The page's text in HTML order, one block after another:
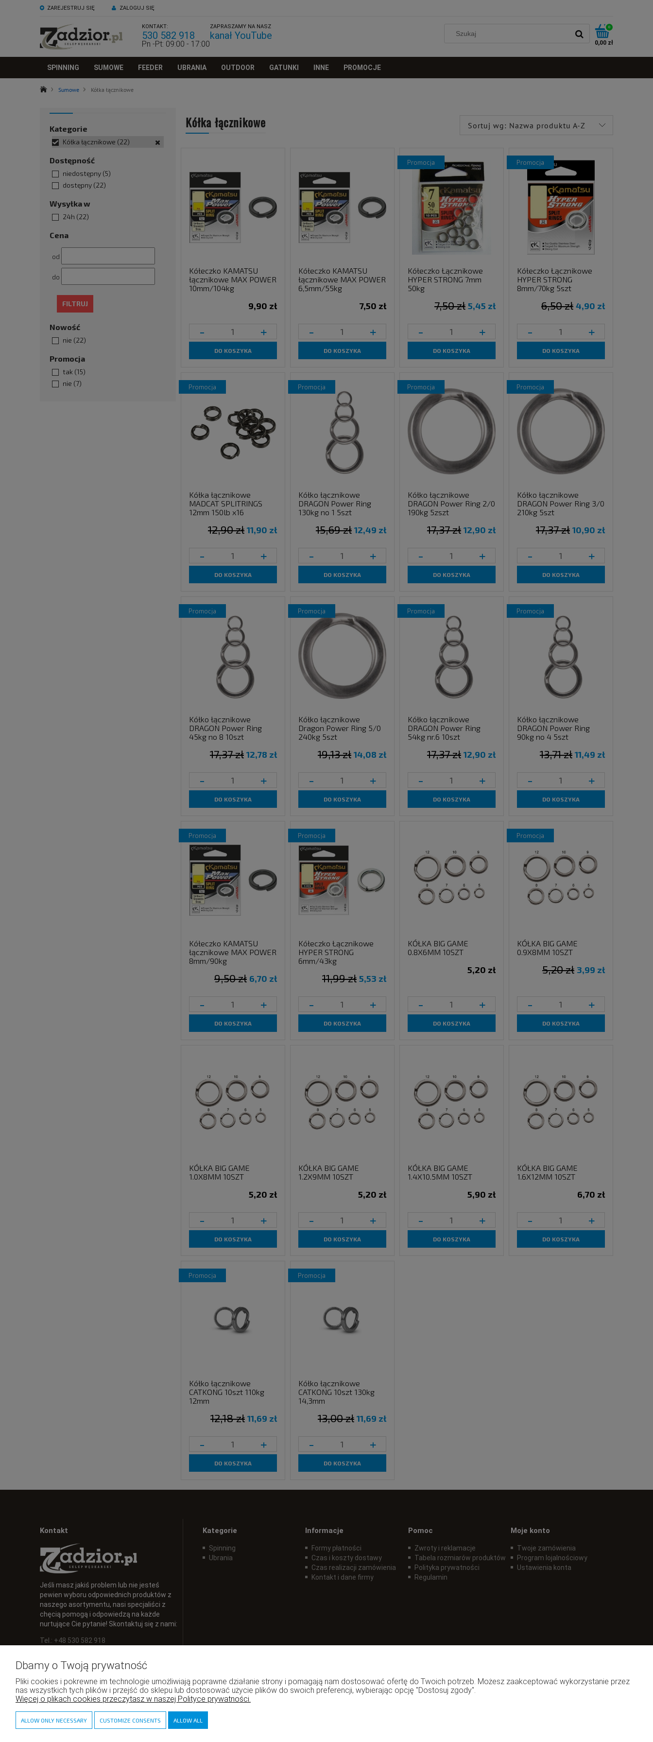
ZAREJESTRUJ SIĘ ZALOGUJ SIĘ
KONTAKT:
530 582 918
Pn -Pt: 09:00 - 17:00
ZAPRASZAMY NA NASZ
kanał YouTube
0
0,00 zł
SPINNING SUMOWE FEEDER UBRANIA OUTDOOR GATUNKI INNE PROMOCJE
Sumowe Kółka łącznikowe
Kategorie
Kółka łącznikowe (22)
Dostępność
niedostępny (5)
dostępny (22)
Wysyłka w
24h (22)
Cena
od
do
FILTRUJ
Nowość
nie (22)
Promocja
tak (15)
nie (7)
Kółka łącznikowe Sortuj wg: Nazwa produktu A-Z
Kółeczko KAMATSU
łącznikowe MAX POWER
10mm/104kg
9,90 zł
- +
DO KOSZYKA
Kółeczko KAMATSU
łącznikowe MAX POWER
6,5mm/55kg
7,50 zł
- +
DO KOSZYKA
Kółeczko Łącznikowe
HYPER STRONG 7mm
50kg
5,45 zł
7,50 zł
- +
DO KOSZYKA
promocja
Kółeczko Łącznikowe
HYPER STRONG
8mm/70kg 5szt
4,90 zł
6,50 zł
- +
DO KOSZYKA
promocja
Kółka łącznikowe
MADCAT SPLITRINGS
12mm 150lb x16
11,90 zł
12,90 zł
- +
DO KOSZYKA
promocja
Kółko łącznikowe
DRAGON Power Ring
130kg no 1 5szt
12,49 zł
15,69 zł
- +
DO KOSZYKA
promocja
Kółko łącznikowe
DRAGON Power Ring 2/0
190kg 5zszt
12,90 zł
17,37 zł
- +
DO KOSZYKA
promocja
Kółko łącznikowe
DRAGON Power Ring 3/0
210kg 5szt
10,90 zł
17,37 zł
- +
DO KOSZYKA
promocja
Kółko łącznikowe
DRAGON Power Ring
45kg no 8 10szt
12,78 zł
17,37 zł
- +
DO KOSZYKA
promocja
Kółko łącznikowe
Dragon Power Ring 5/0
240kg 5szt
14,08 zł
19,13 zł
- +
DO KOSZYKA
promocja
Kółko łącznikowe
DRAGON Power Ring
54kg nr.6 10szt
12,90 zł
17,37 zł
- +
DO KOSZYKA
promocja
Kółko łącznikowe
DRAGON Power Ring
90kg no 4 5szt
11,49 zł
13,71 zł
- +
DO KOSZYKA
promocja
Kółeczko KAMATSU
łącznikowe MAX POWER
8mm/90kg
6,70 zł
9,50 zł
- +
DO KOSZYKA
promocja
Kółeczko Łącznikowe
HYPER STRONG
6mm/43kg
5,53 zł
11,99 zł
- +
DO KOSZYKA
promocja
KÓŁKA BIG GAME
0.8X6MM 10SZT
5,20 zł
- +
DO KOSZYKA
KÓŁKA BIG GAME
0.9X8MM 10SZT
3,99 zł
5,20 zł
- +
DO KOSZYKA
promocja
KÓŁKA BIG GAME
1.0X8MM 10SZT
5,20 zł
- +
DO KOSZYKA
KÓŁKA BIG GAME
1.2X9MM 10SZT
5,20 zł
- +
DO KOSZYKA
KÓŁKA BIG GAME
1.4X10.5MM 10SZT
5,90 zł
- +
DO KOSZYKA
KÓŁKA BIG GAME
1.6X12MM 10SZT
6,70 zł
- +
DO KOSZYKA
Kółko łącznikowe
CATKONG 10szt 110kg
12mm
11,69 zł
12,18 zł
- +
DO KOSZYKA
promocja
Kółko łącznikowe
CATKONG 10szt 130kg
14,3mm
11,69 zł
13,00 zł
- +
DO KOSZYKA
promocja
Kontakt
Jeśli masz jakiś problem lub nie jesteś
pewien wyboru odpowiednich produktów z
naszego asortymentu, nasi specjaliści z
chęcią pomogą i odpowiedzą na każde
nurtujące Cie pytanie! Skontaktuj się z nami:
Tel.: +48 530 582 918
Kategorie
Spinning
Ubrania
Informacje
Formy płatności
Czas i koszty dostawy
Czas realizacji zamówienia
Kontakt i dane firmy
Pomoc
Zwroty i reklamacje
Tabela rozmiarów produktów
Polityka prywatności
Regulamin
Moje konto
Twoje zamówienia
Program lojalnościowy
Ustawienia konta
Dbamy o Twoją prywatność
Pliki cookies i pokrewne im technologie umożliwiają poprawne działanie strony i pomagają nam dostosować ofertę do Twoich potrzeb. Możesz zaakceptować wykorzystanie przez
nas wszystkich tych plików i przejść do sklepu lub dostosować użycie plików do swoich preferencji, wybierając opcję "Dostosuj zgody".
Więcej o plikach cookies przeczytasz w naszej Polityce prywatności.
ALLOW ONLY NECESSARY CUSTOMIZE CONSENTS ALLOW ALL